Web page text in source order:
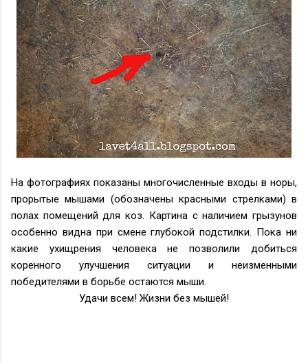
На фотографиях показаны многочисленные входы в норы,
прорытые мышами (обозначены красными стрелками) в
полах помещений для коз. Картина с наличием грызунов
особенно видна при смене глубокой подстилки. Пока ни
какие ухищрения человека не позволили добиться
коренного улучшения ситуации и неизменными
победителями в борьбе остаются мыши.
Удачи всем! Жизни без мышей!